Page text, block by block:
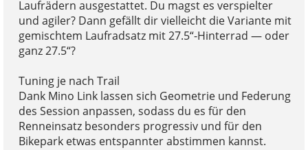
Laufrädern ausgestattet. Du magst es verspielter
und agiler? Dann gefällt dir vielleicht die Variante mit
gemischtem Laufradsatz mit 27.5“-Hinterrad — oder
ganz 27.5“?
Tuning je nach Trail
Dank Mino Link lassen sich Geometrie und Federung
des Session anpassen, sodass du es für den
Renneinsatz besonders progressiv und für den
Bikepark etwas entspannter abstimmen kannst.